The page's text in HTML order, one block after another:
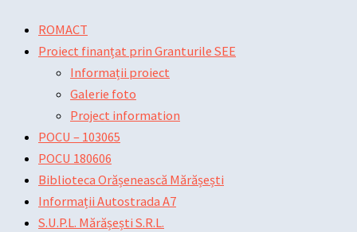
content
Menu
ROMACT
Proiect finanțat prin Granturile SEE
Informații proiect
Galerie foto
Project information
POCU – 103065
POCU 180606
Biblioteca Orășenească Mărășești
Informații Autostrada A7
S.U.P.L. Mărășești S.R.L.
Menunavigation